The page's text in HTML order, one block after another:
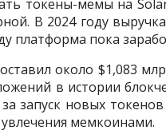
токены-мемы на
В 2024 году
платформа пока
около $1,083
в истории
запуск новых
мемкоинами.